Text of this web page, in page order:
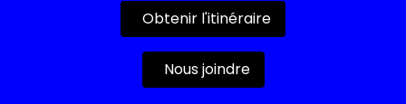
Obtenir l'itinéraire
Nous joindre